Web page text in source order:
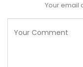
Your email